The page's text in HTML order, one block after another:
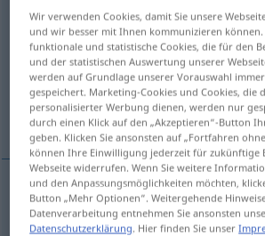
Vormundm <-[e]s;-e, -münder>
Übersicht aller Übersetzungen
(Für mehr Details die Übersetzung
opiekun
opiekun(sądowy) Vormund
Wir verwenden Cookies, damit Sie unsere
und wir besser mit Ihnen kommunizieren
funktionale und statistische Cookies, die für den
und der statistischen Auswertung unserer
werden auf Grundlage unserer Vorauswahl
gespeichert. Marketing-Cookies und Cookies, die
personalisierter Werbung dienen, werden nur
durch einen Klick auf den „Akzeptieren“-Button
geben. Klicken Sie ansonsten auf „Fortfahren
können Ihre Einwilligung jederzeit für zukünftige
Webseite widerrufen. Wenn Sie weitere
und den Anpassungsmöglichkeiten möchten,
Button „Mehr Optionen“. Weitergehende
Datenverarbeitung entnehmen Sie ansonsten
Datenschutzerklärung. Hier finden Sie unser